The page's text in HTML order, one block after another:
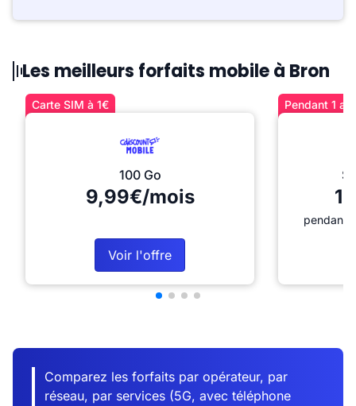
Les meilleurs forfaits mobile à Bron
Carte SIM à 1€
100 Go
9,99€/mois
Voir l'offre
Pendant 1
pendant
Comparez les forfaits par opérateur, par
réseau, par services (5G, avec téléphone